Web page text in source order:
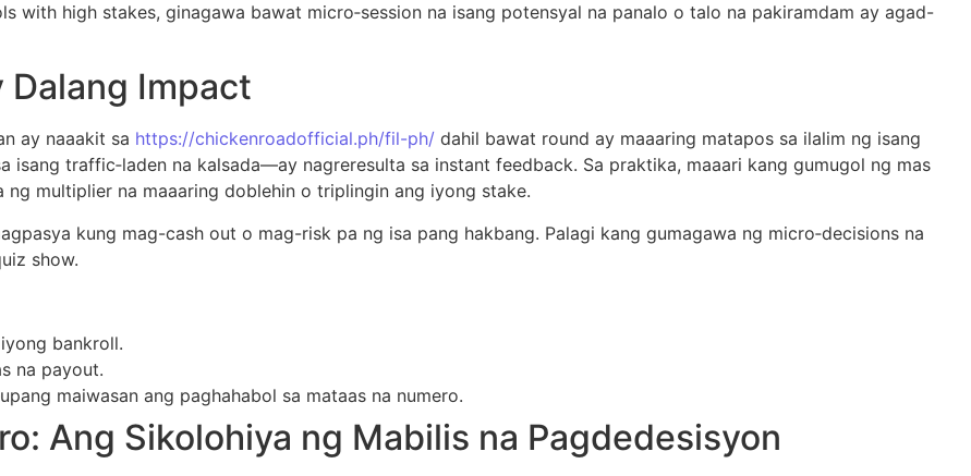
with high stakes, ginagawa bawat micro‑session na isang potensyal na panalo o talo na pakiramdam ay agad-
Dalang Impact
ay naaakit sa https://chickenroadofficial.ph/fil-ph/ dahil bawat round ay maaaring matapos sa ilalim ng isang
traffic‑laden na kalsada—ay nagreresulta sa instant feedback. Sa praktika, maaari kang gumugol ng mas
multiplier na maaaring doblehin o triplingin ang iyong stake.
kung mag-cash out o mag-risk pa ng isa pang hakbang. Palagi kang gumagawa ng micro‑decisions na
show.
bankroll.
na payout.
maiwasan ang paghahabol sa mataas na numero.
Ang Sikolohiya ng Mabilis na Pagdedesisyon